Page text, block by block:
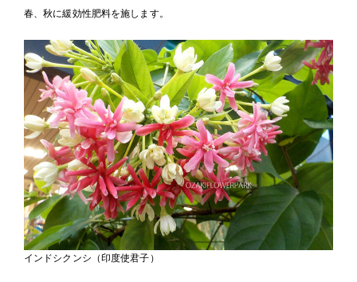
春、秋に緩効性肥料を施します。
インドシクンシ（印度使君子）